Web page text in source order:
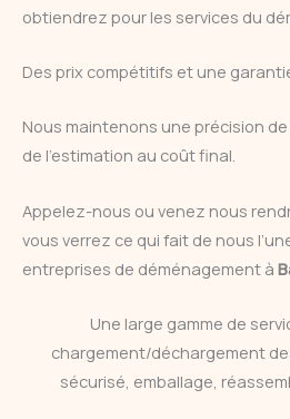
obtiendrez pour les services du
Des prix compétitifs et une
Nous maintenons une précision
de l’estimation au coût final.
Appelez-nous ou venez nous
vous verrez ce qui fait de nous
entreprises de déménagement à
Une large gamme de
chargement/déchargement
sécurisé, emballage,